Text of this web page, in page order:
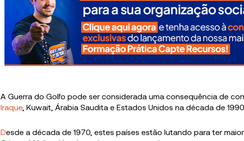
A Guerra do Golfo pode ser considerada uma consequência de
Iraque, Kuwait, Árabia Saudita e Estados Unidos na década de 1990.
Desde a década de 1970, estes países estão lutando para ter